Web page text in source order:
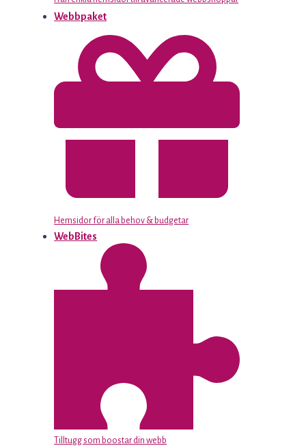
Webbpaket
Hemsidor för alla behov & budgetar
WebBites
Tilltugg som boostar din webb